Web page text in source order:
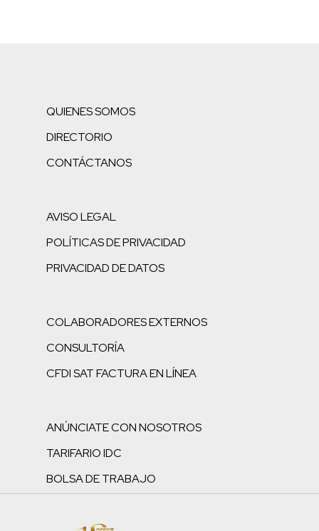
QUIENES SOMOS
DIRECTORIO
CONTÁCTANOS
AVISO LEGAL
POLÍTICAS DE PRIVACIDAD
PRIVACIDAD DE DATOS
COLABORADORES EXTERNOS
CONSULTORÍA
CFDI SAT FACTURA EN LÍNEA
ANÚNCIATE CON NOSOTROS
TARIFARIO IDC
BOLSA DE TRABAJO